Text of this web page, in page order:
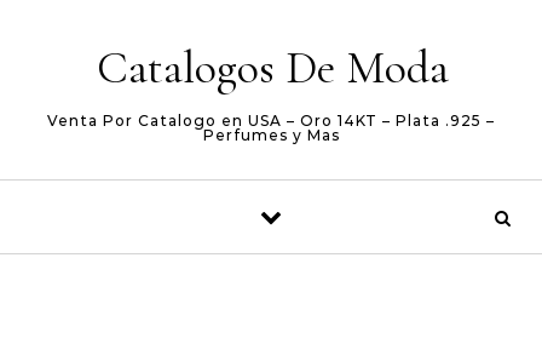
Catalogos De Moda
Venta Por Catalogo en USA – Oro 14KT – Plata .925 –
Perfumes y Mas